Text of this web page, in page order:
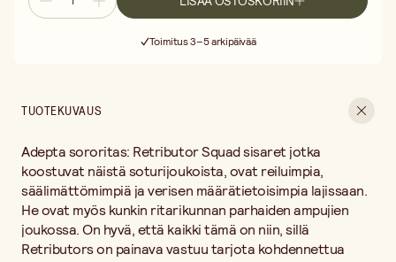
Armorium Cherubia. Retributorit voidaan koota valitsemillasi
jokaista asetta sisältyy sarjaan), kun taas Retributor Superior
myös Adepta Sororitas transfer Sheet tarraarkki. Nämä
Täydennä vapaasti Citadel-väreillä, liimalla ja siveltimillä laajasta
sivellinvalikoimastamme. Ei alle 3-vuotiaille lapsille.
Toimitus 3–5 arkipäivää
TUOTEKUVAUS
Adepta sororitas: Retributor Squad sisaret jotka
koostuvat näistä soturijoukoista, ovat reiluimpia,
säälimättömimpiä ja verisen määrätietoisimpia lajissaan.
He ovat myös kunkin ritarikunnan parhaiden ampujien
joukossa. On hyvä, että kaikki tämä on niin, sillä
Retributors on painava vastuu tarjota kohdennettua